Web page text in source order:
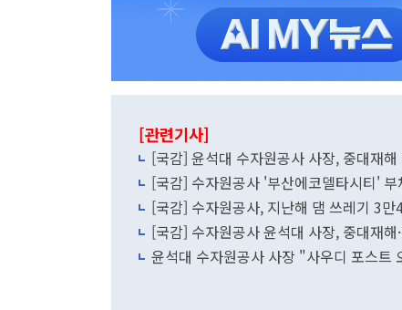
[관련기사]
[국감] 윤석대 수자원공사 사장, 중대재
[국감] 수자원공사 '부산에코델타시티'
[국감] 수자원공사, 지난해 댐 쓰레기 3
[국감] 수자원공사 윤석대 사장, 중대재
윤석대 수자원공사 사장 "사우디 포스